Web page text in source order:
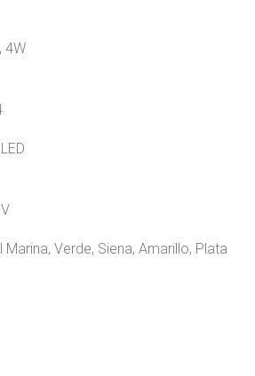
4W
Marina, Verde, Siena, Amarillo, Plata